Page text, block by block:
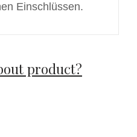
Einschlüssen.
product?